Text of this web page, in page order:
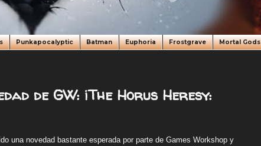
Punkapocalyptic Batman Euphoria Frostgrave Mortal Gods
de GW: ¡The Horus Heresy:
una novedad bastante esperada por parte de Games Workshop y